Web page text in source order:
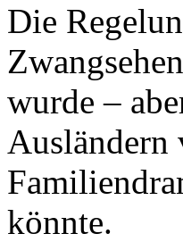
Die
wurde –
Ausländern
könnte.